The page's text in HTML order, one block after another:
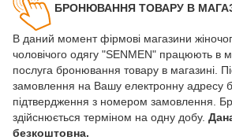
БРОНЮВАННЯ ТОВАРУ В
В даний момент фірмові магазини
чоловічого одягу "SENMEN" працюють в
послуга бронювання товару в магазині.
замовлення на Вашу електронну адресу
підтвердження з номером замовлення.
здійснюється терміном на одну добу.
безкоштовна.